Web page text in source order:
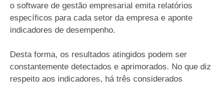
o software de gestão empresarial emita relatórios
específicos para cada setor da empresa e aponte
indicadores de desempenho.
Desta forma, os resultados atingidos podem ser
constantemente detectados e aprimorados. No que diz
respeito aos indicadores, há três considerados